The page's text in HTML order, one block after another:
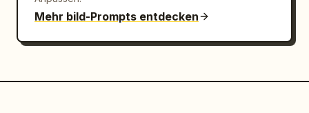
Mehr bild-Prompts entdecken